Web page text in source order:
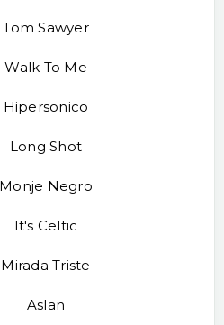
Tom Sawyer
Walk To Me
Hipersonico
Long Shot
Monje Negro
It's Celtic
Mirada Triste
Aslan